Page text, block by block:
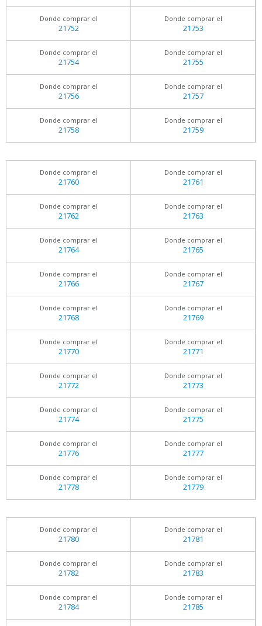
Donde comprar el
21752
Donde comprar el
21753
Donde comprar el
21754
Donde comprar el
21755
Donde comprar el
21756
Donde comprar el
21757
Donde comprar el
21758
Donde comprar el
21759
Donde comprar el
21760
Donde comprar el
21761
Donde comprar el
21762
Donde comprar el
21763
Donde comprar el
21764
Donde comprar el
21765
Donde comprar el
21766
Donde comprar el
21767
Donde comprar el
21768
Donde comprar el
21769
Donde comprar el
21770
Donde comprar el
21771
Donde comprar el
21772
Donde comprar el
21773
Donde comprar el
21774
Donde comprar el
21775
Donde comprar el
21776
Donde comprar el
21777
Donde comprar el
21778
Donde comprar el
21779
Donde comprar el
21780
Donde comprar el
21781
Donde comprar el
21782
Donde comprar el
21783
Donde comprar el
21784
Donde comprar el
21785